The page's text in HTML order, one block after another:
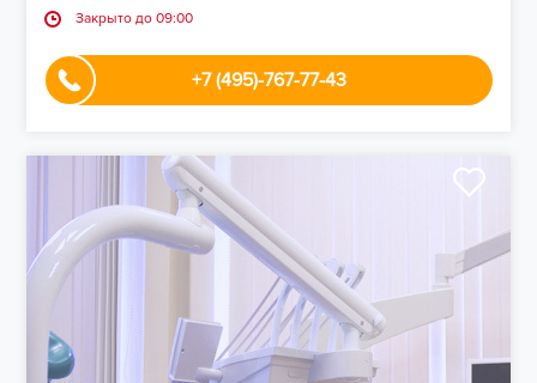
Закрыто до 09:00
+7 (495)-767-77-43